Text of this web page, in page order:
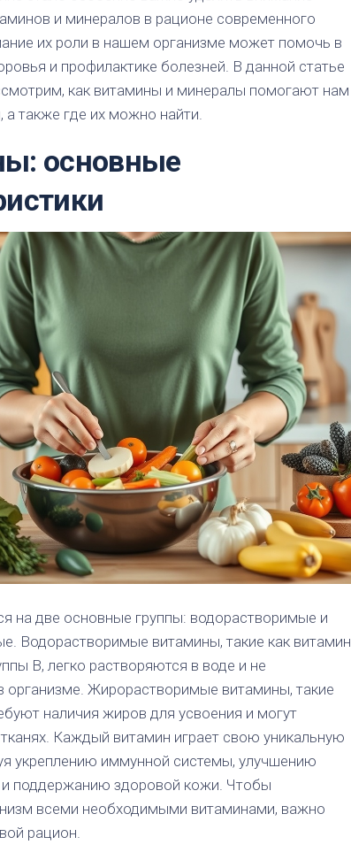
и минералов в рационе современного
их роли в нашем организме может помочь в
и профилактике болезней. В данной статье
как витамины и минералы помогают нам
также где их можно найти.
основные
на две основные группы: водорастворимые и
Водорастворимые витамины, такие как витамин
B, легко растворяются в воде и не
организме. Жирорастворимые витамины, такие
наличия жиров для усвоения и могут
тканях. Каждый витамин играет свою уникальную
укреплению иммунной системы, улучшению
поддержанию здоровой кожи. Чтобы
всеми необходимыми витаминами, важно
рацион.